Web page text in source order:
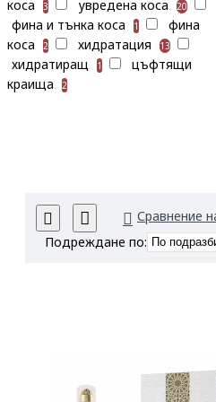
коса 3 увредена коса 20
фина и тънка коса 1
фина
коса
2 хидратация 13
хидратиращ 1
цъфтящи
краища
2
Сравнение
Подреждане по: